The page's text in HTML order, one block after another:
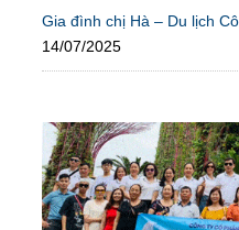
Gia đình chị Hà – Du lịch
14/07/2025